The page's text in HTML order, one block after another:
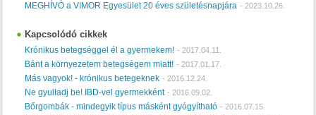
MEGHÍVÓ a VIMOR Egyesület 20 éves születésnapjára - 2023.10.26.
Kapcsolódó cikkek
Krónikus betegséggel él a gyermekem! - 2017.04.11.
Bánt a környezetem betegségem miatt! - 2017.01.17.
Más vagyok! - krónikus betegeknek - 2016.12.24.
Ne gyulladj be! IBD-vel gyermekként - 2016.09.02.
Bőrgombák - mindegyik típus másként gyógyítható - 2016.07.15.